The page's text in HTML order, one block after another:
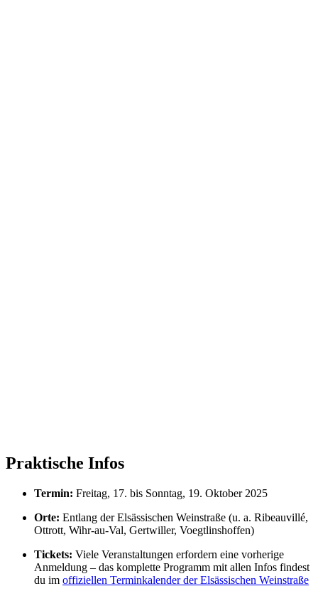
Praktische Infos
Termin: Freitag, 17. bis Sonntag, 19. Oktober 2025
Orte: Entlang der Elsässischen Weinstraße (u. a. Ribeauvillé,
Ottrott, Wihr-au-Val, Gertwiller, Voegtlinshoffen)
Tickets: Viele Veranstaltungen erfordern eine vorherige
Anmeldung – das komplette Programm mit allen Infos findest
du im offiziellen Terminkalender der Elsässischen Weinstraße